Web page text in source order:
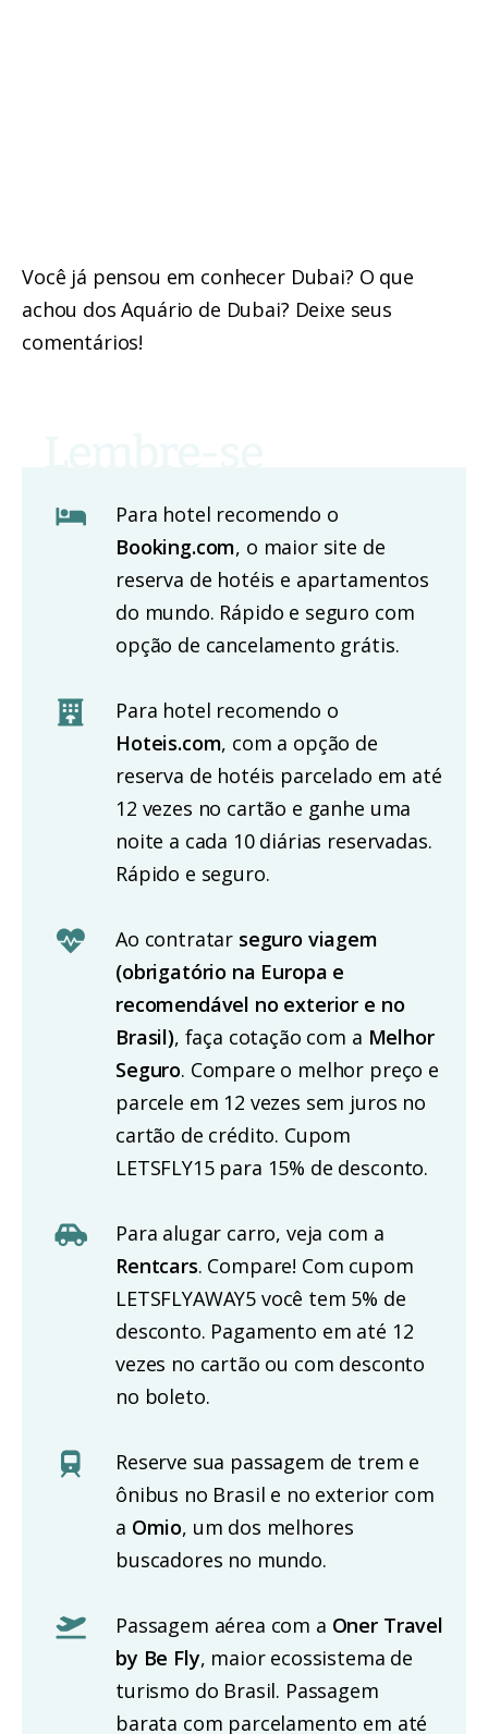
Você já pensou em conhecer Dubai? O que
achou dos Aquário de Dubai? Deixe seus
comentários!
Para hotel recomendo o
Booking.com, o maior site de
reserva de hotéis e apartamentos
do mundo. Rápido e seguro com
opção de cancelamento grátis.
Para hotel recomendo o
Hoteis.com, com a opção de
reserva de hotéis parcelado em até
12 vezes no cartão e ganhe uma
noite a cada 10 diárias reservadas.
Rápido e seguro.
Ao contratar seguro viagem
(obrigatório na Europa e
recomendável no exterior e no
Brasil), faça cotação com a Melhor
Seguro. Compare o melhor preço e
parcele em 12 vezes sem juros no
cartão de crédito. Cupom
LETSFLY15 para 15% de desconto.
Para alugar carro, veja com a
Rentcars. Compare! Com cupom
LETSFLYAWAY5 você tem 5% de
desconto. Pagamento em até 12
vezes no cartão ou com desconto
no boleto.
Reserve sua passagem de trem e
ônibus no Brasil e no exterior com
a Omio, um dos melhores
buscadores no mundo.
Passagem aérea com a Oner Travel
by Be Fly, maior ecossistema de
turismo do Brasil. Passagem
barata com parcelamento em até